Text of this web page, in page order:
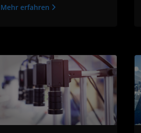
Mehr erfahren